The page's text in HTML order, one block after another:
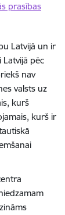
prasības
Latvijā un ir
Latvijā pēc
nav
valsts uz
kurš
kurš ir